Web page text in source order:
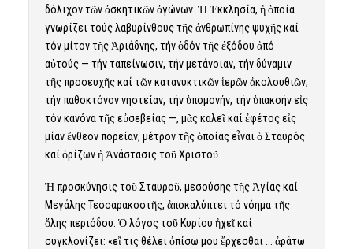
δόλιχον τῶν ἀσκητικῶν ἀγώνων. Ἡ Ἐκκλησία, ἡ ὁποία
γνωρίζει τούς λαβυρίνθους τῆς ἀνθρωπίνης ψυχῆς καί
τόν μίτον τῆς Ἀριάδνης, τήν ὁδόν τῆς ἐξόδου ἀπό
αὐτούς — τήν ταπείνωσιν, τήν μετάνοιαν, τήν δύναμιν
τῆς προσευχῆς καί τῶν κατανυκτικῶν ἱερῶν ἀκολουθιῶν,
τήν παθοκτόνον νηστείαν, τήν ὑπομονήν, τήν ὑπακοήν εἰς
τόν κανόνα τῆς εὐσεβείας —, μᾶς καλεῖ καί ἐφέτος εἰς
μίαν ἔνθεον πορείαν, μέτρον τῆς ὁποίας εἶναι ὁ Σταυρός
καί ὁρίζων ἡ Ἀνάστασις τοῦ Χριστοῦ.
Ἡ προσκύνησις τοῦ Σταυροῦ, μεσούσης τῆς Ἁγίας καί
Μεγάλης Τεσσαρακοστῆς, ἀποκαλύπτει τό νόημα τῆς
ὅλης περιόδου. Ὁ λόγος τοῦ Κυρίου ἠχεῖ καί
συγκλονίζει: «εἴ τις θέλει ὀπίσω μου ἔρχεσθαι … ἀράτω